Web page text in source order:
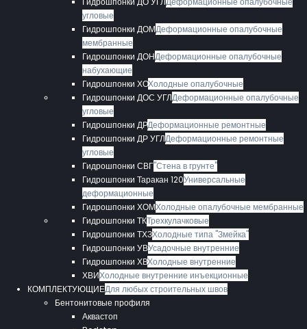
угловые
Гидрошпонки ДОМДеформационные опалубочные
мембранные
Гидрошпонки ДОНДеформационные опалубочные
набухающие
Гидрошпонки ХОХолодные опалубочные
Гидрошпонки ДОС УГЛДеформационные опалубочные
угловые
Гидрошпонки ДРДеформационные ремонтные
Гидрошпонки ДР УГЛДеформационные ремонтные
угловые
Гидрошпонки СВГ"Стена в грунте"
Гидрошпонки Таракан 120Универсальные
деформационные
Гидрошпонки ХОМХолодные опалубочные мембранные
Гидрошпонки ТКТрехкулачковые
Гидрошпонки ТХЗХолодные типа "Змейка"
Гидрошпонки УВУсадочные внутренние
Гидрошпонки ХВХолодные внутренние
ХВИХолодные внутренние инъекционные
КОМПЛЕКТУЮЩИЕДля любых строительных швов
Бентонитовые профиля
Аквастоп